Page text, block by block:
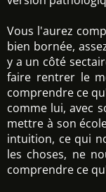
Vous l'aurez
bien bornée,
y a un côté
faire rentrer le
comprendre ce
comme lui, avec
mettre à son
intuition, ce qui
les choses, ne
comprendre ce